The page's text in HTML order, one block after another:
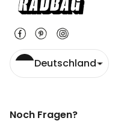
Deutschland
Noch Fragen?